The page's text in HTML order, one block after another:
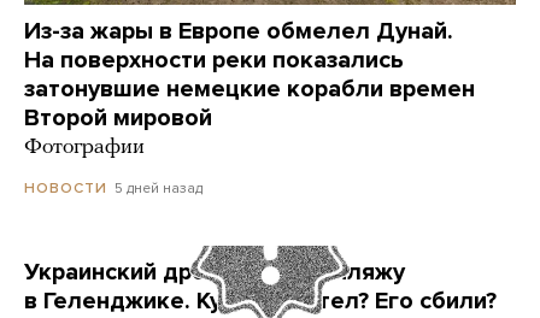
Из-за жары в Европе обмелел Дунай.
На поверхности реки показались
затонувшие немецкие корабли времен
Второй мировой
Фотографии
НОВОСТИ 5 дней назад
Украинский дрон попал по пляжу
в Геленджике. Куда он летел? Его сбили?